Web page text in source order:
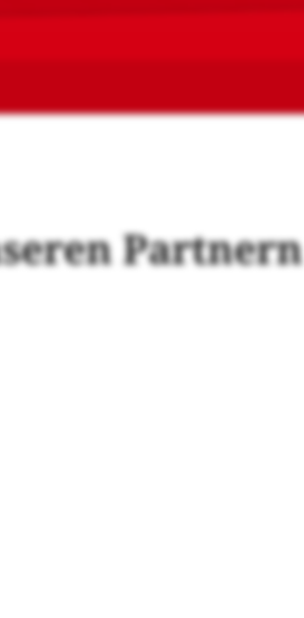
Partnern